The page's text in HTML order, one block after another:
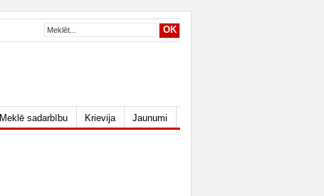
Meklē sadarbību Krievija Jaunumi